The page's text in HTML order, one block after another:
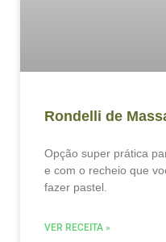
Rondelli de
Opção super prática
e com o recheio que
fazer pastel.
VER RECEITA »